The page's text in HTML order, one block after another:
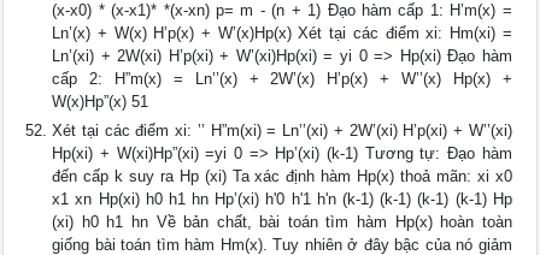
(x-x0) * (x-x1)* *(x-xn) p= m - (n + 1) Đạo hàm cấp 1: H’m(x) =
Ln’(x) + W(x) H’p(x) + W’(x)Hp(x) Xét tại các điểm xi: Hm(xi) =
Ln’(xi) + 2W(xi) H’p(xi) + W’(xi)Hp(xi) = yi 0 => Hp(xi) Đạo hàm
cấp 2: H”m(x) = Ln’’(x) + 2W’(x) H’p(x) + W’’(x) Hp(x) +
W(x)Hp”(x) 51
Xét tại các điểm xi: ’’ H”m(xi) = Ln’’(xi) + 2W’(xi) H’p(xi) + W’’(xi)
Hp(xi) + W(xi)Hp”(xi) =yi 0 => Hp’(xi) (k-1) Tương tự: Đạo hàm
đến cấp k suy ra Hp (xi) Ta xác định hàm Hp(x) thoả mãn: xi x0
x1 xn Hp(xi) h0 h1 hn Hp’(xi) h'0 h'1 h'n (k-1) (k-1) (k-1) (k-1) Hp
(xi) h0 h1 hn Về bản chất, bài toán tìm hàm Hp(x) hoàn toàn
giống bài toán tìm hàm Hm(x). Tuy nhiên ở đây bậc của nó giảm